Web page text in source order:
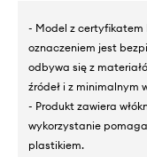
- Model z certyfikatem
oznaczeniem jest
odbywa się z
źródeł i z minimalnym
- Produkt zawiera
wykorzystanie
plastikiem.